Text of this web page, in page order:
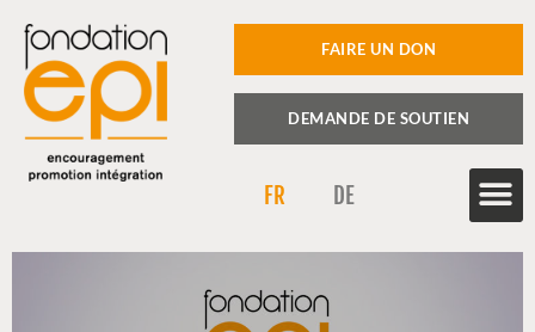
FAIRE UN DON
DEMANDE DE SOUTIEN
FR DE